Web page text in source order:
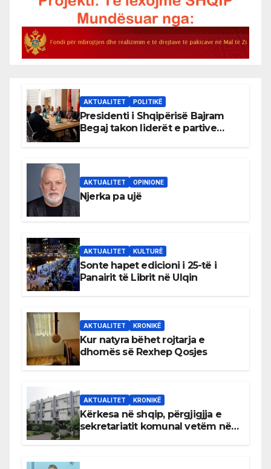
AKTUALITET POLITIKË
Presidenti i Shqipërisë Bajram
Begaj takon liderët e partive
AKTUALITET OPINIONE
Njerka pa ujë
AKTUALITET KULTURË
Sonte hapet edicioni i 25-të i
Panairit të Librit në Ulqin
AKTUALITET KRONIKË
Kur natyra bëhet rojtarja e
dhomës së Rexhep Qosjes
AKTUALITET KRONIKË
Kërkesa në shqip, përgjigjja e
sekretariatit komunal vetëm në